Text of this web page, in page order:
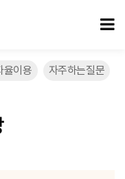
율이용 자주하는질문